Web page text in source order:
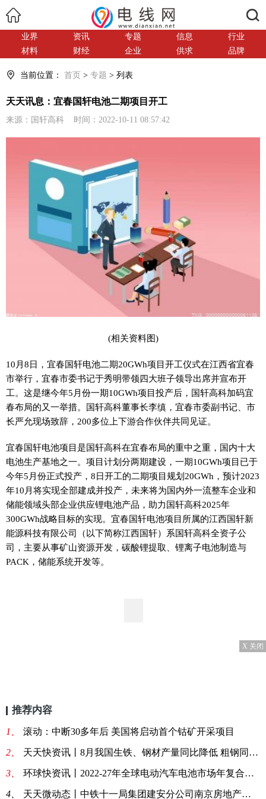
业界 资讯 专题 信息
行业
材料
财经 企业 供求 品牌
当前位置： 首页 > 专题 > 列表
天天讯息：宜春国轩电池二期项目开工
来源：国轩高科 时间：2022-10-11 08:57:42
(相关资料图)
10月8日，宜春国轩电池二期20GWh项目开工仪式在江西省宜春
市举行，宜春市委书记于秀明带领四大班子领导出席并宣布开
工。这是继今年5月份一期10GWh项目投产后，国轩高科加码宜
春布局的又一举措。国轩高科董事长李缜，宜春市委副书记、市
长严允现场致辞，200多位上下游合作伙伴共同见证。
宜春国轩电池项目是国轩高科在宜春布局的重中之重，国内十大
电池生产基地之一。项目计划分两期建设，一期10GWh项目已于
今年5月份正式投产，8日开工的二期项目规划20GWh，预计2023
年10月将实现全部建成并投产，未来将为国内外一流整车企业和
储能领域头部企业供应锂电池产品，助力国轩高科2025年
300GWh战略目标的实现。宜春国轩电池项目所属的江西国轩新
能源科技有限公司（以下简称江西国轩）系国轩高科全资子公
司，主要从事矿山资源开发，碳酸锂提取、锂离子电池制造与
PACK，储能系统开发等。
X 关闭
推荐内容
1、 滚动：中断30多年后 美国将启动首个钴矿开采项目
2、 天天快资讯丨8月我国生铁、钢材产量同比降低 粗钢同比微增
3、 环球快资讯丨2022-27年全球电动汽车电池市场年复合增19%
4、 天天微动态丨中铁十一局集团建安分公司南京房地产开发项目PVC重型阻燃线管询价单